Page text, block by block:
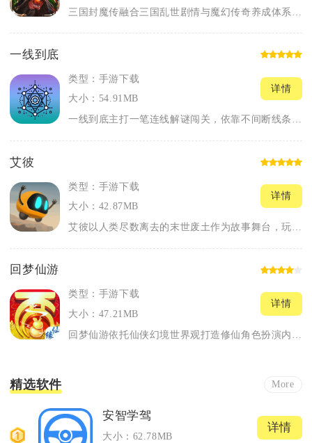
一线到底
类型：手游下载
大小：54.91MB
详情
一线到底主打一笔连线解谜闯关，依靠不间断线条连通画面全部节点...
艾彼
类型：手游下载
大小：42.87MB
详情
艾彼以人类尽数离去的末世废土作为故事舞台，玩家操控体型小巧的...
回梦仙游
类型：手游下载
大小：47.21MB
详情
精选软件 More
1
安智学驾
大小：62.78MB
详情